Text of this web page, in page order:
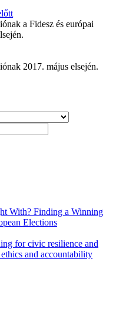
a Fidesz és európai
2017. május elsején.
With? Finding a Winning
Elections
for civic resilience and
and accountability